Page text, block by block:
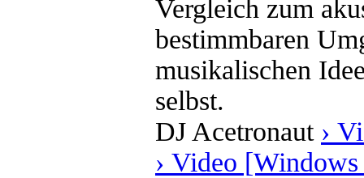
Vergleich zum
bestimmbaren
musikalischen
selbst.
DJ Acetronaut ›
› Video